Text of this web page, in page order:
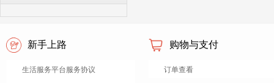
新手上路
生活服务平台服务协议
购物与支付
订单查看